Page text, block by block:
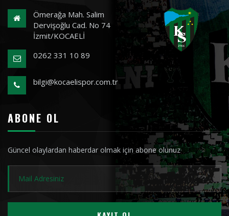
Ömerağa Mah. Salim
Dervişoğlu Cad. No 74
İzmit/KOCAELİ
0262 331 10 89
bilgi@kocaelispor.com.tr
ABONE OL
Güncel olaylardan haberdar olmak için abone olunuz